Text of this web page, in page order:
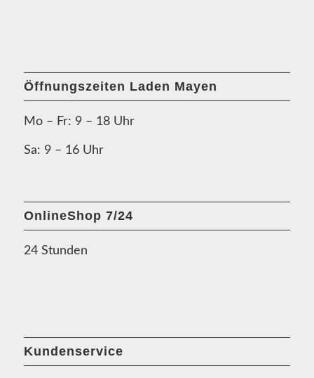
Öffnungszeiten Laden Mayen
Mo – Fr: 9 – 18 Uhr
Sa: 9 – 16 Uhr
OnlineShop 7/24
24 Stunden
Kundenservice